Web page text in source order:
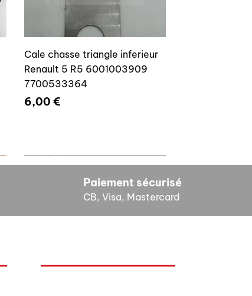
Cale chasse triangle inferieur
Renault 5 R5 6001003909
7700533364
Prix
6,00 €
Paiement sécurisé
CB, Visa, Mastercard